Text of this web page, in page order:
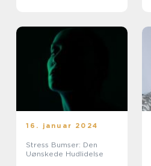
16. januar 2024
Stress Bumser: Den
Uønskede Hudlidelse